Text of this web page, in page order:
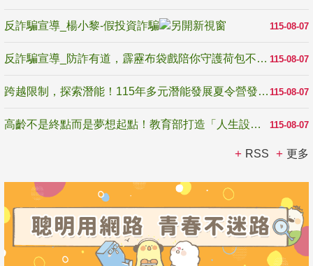
115-08-07
反詐騙宣導_楊小黎-假投資詐騙
115-08-07
反詐騙宣導_防詐有道，霹靂布袋戲陪你守護荷包不受騙
115-08-07
跨越限制，探索潛能！115年多元潛能發展夏令營發掘生命無限可能
115-08-07
高齡不是終點而是夢想起點！教育部打造「人生設計夢工場」 參展第3屆高齡健康產業博覽會
RSS 更多